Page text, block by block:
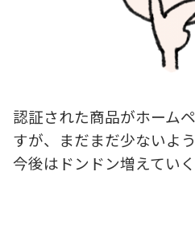
認証された商品がホーム
すが、まだまだ少ないよう
今後はドンドン増えてい